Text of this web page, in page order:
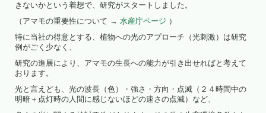
きないかという着想で、研究がスタートしました。
（アマモの重要性について → 水産庁ページ ）
特に当社の得意とする、植物への光のアプローチ（光刺激）は研究
例がごく少なく、
研究の進展により、アマモの生長への能力が引き出せればと考えて
おります。
光と言えども、光の波長（色）・強さ・方向・点滅（２４時間中の
明暗＋点灯時の人間に感じないほどの速さの点滅）など、